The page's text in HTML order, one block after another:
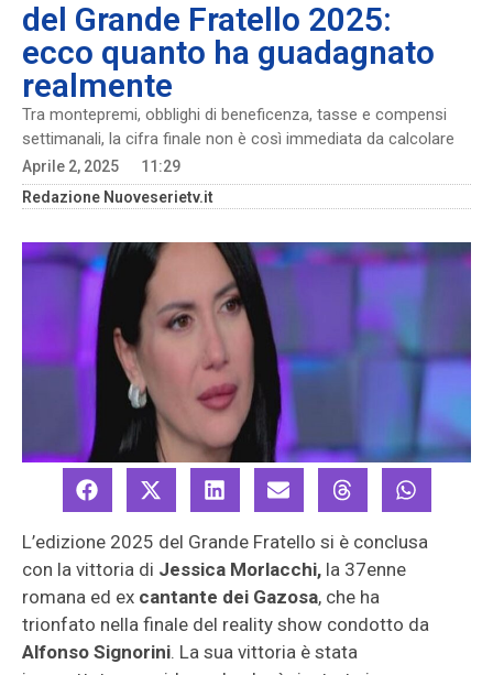
del Grande Fratello 2025:
ecco quanto ha guadagnato
realmente
Tra montepremi, obblighi di beneficenza, tasse e compensi
settimanali, la cifra finale non è così immediata da calcolare
Aprile 2, 2025
11:29
Redazione Nuoveserietv.it
L’edizione 2025 del Grande Fratello si è conclusa
con la vittoria di Jessica Morlacchi, la 37enne
romana ed ex cantante dei Gazosa, che ha
trionfato nella finale del reality show condotto da
Alfonso Signorini. La sua vittoria è stata